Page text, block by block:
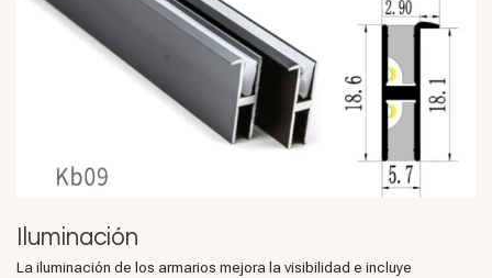
Iluminación
La iluminación de los armarios mejora la visibilidad e incluye